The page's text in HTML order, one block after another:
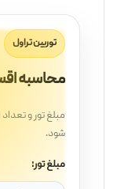
توربین تراول
محاسبه اقساط
مبلغ تور و تعداد
مبلغ تور: